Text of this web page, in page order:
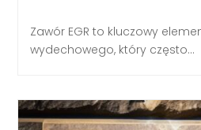
Zawór EGR to kluczowy
wydechowego, który często...